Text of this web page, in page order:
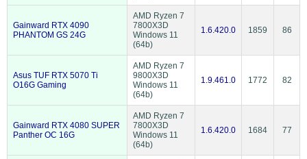
Gainward RTX 4090
PHANTOM GS 24G
AMD Ryzen 7
7800X3D
Windows 11
(64b)
1.6.420.0 1859 86
Asus TUF RTX 5070 Ti
O16G Gaming
AMD Ryzen 7
9800X3D
Windows 11
(64b)
1.9.461.0 1772 82
Gainward RTX 4080 SUPER
Panther OC 16G
AMD Ryzen 7
7800X3D
Windows 11
(64b)
1.6.420.0 1684 77